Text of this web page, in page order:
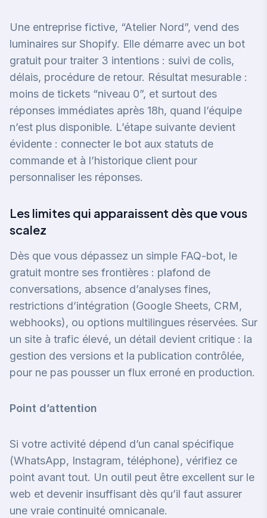
Une entreprise fictive, “Atelier Nord”, vend des
luminaires sur Shopify. Elle démarre avec un bot
gratuit pour traiter 3 intentions : suivi de colis,
délais, procédure de retour. Résultat mesurable :
moins de tickets “niveau 0”, et surtout des
réponses immédiates après 18h, quand l’équipe
n’est plus disponible. L’étape suivante devient
évidente : connecter le bot aux statuts de
commande et à l’historique client pour
personnaliser les réponses.
Les limites qui apparaissent dès que vous
scalez
Dès que vous dépassez un simple FAQ-bot, le
gratuit montre ses frontières : plafond de
conversations, absence d’analyses fines,
restrictions d’intégration (Google Sheets, CRM,
webhooks), ou options multilingues réservées. Sur
un site à trafic élevé, un détail devient critique : la
gestion des versions et la publication contrôlée,
pour ne pas pousser un flux erroné en production.
Point d’attention
Si votre activité dépend d’un canal spécifique
(WhatsApp, Instagram, téléphone), vérifiez ce
point avant tout. Un outil peut être excellent sur le
web et devenir insuffisant dès qu’il faut assurer
une vraie continuité omnicanale.